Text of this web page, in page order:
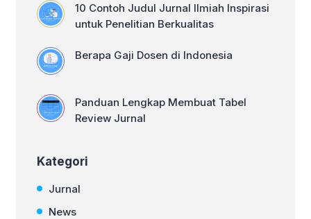
10 Contoh Judul Jurnal Ilmiah Inspirasi
untuk Penelitian Berkualitas
Berapa Gaji Dosen di Indonesia
Panduan Lengkap Membuat Tabel
Review Jurnal
Kategori
Jurnal
News